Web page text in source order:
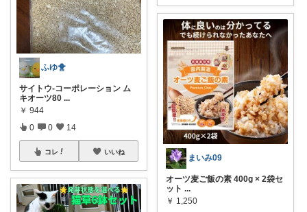
ふゆ🐥
サイトウ-コーポレーション ム
キオーツ80 ...
￥ 944
0 0 14
コレ いいね
まいみ09
オーツ麦ご飯の素 400g × 2袋セ
ット ...
￥ 1,250